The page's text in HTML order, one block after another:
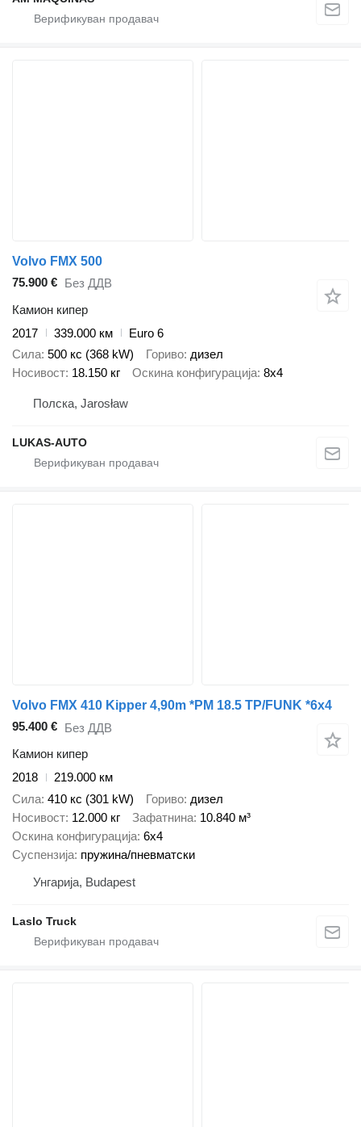
Volvo FMX 500
75.900 € Без ДДВ
Камион кипер
2017
339.000 км
Euro 6
Сила 500 кс (368 kW) Гориво дизел
Носивост 18.150 кг Оскина конфигурација 8x4
Полска, Jarosław
LUKAS-AUTO
Volvo FMX 410 Kipper 4,90m *PM 18.5 TP/FUNK *6x4
95.400 € Без ДДВ
Камион кипер
2018
219.000 км
Сила 410 кс (301 kW) Гориво дизел
Носивост 12.000 кг Зафатнина 10.840 м³
Оскина конфигурација 6x4
Суспензија пружина/пневматски
Унгарија, Budapest
Laslo Truck